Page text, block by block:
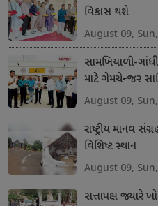
વિકાસ થશે
August 09,
સામખિયાળી-
માટે ગેમચેન્જર
August 09,
રાષ્ટ્રીય માનવ
વિશિષ્ટ સ્થાન
August 09,
સત્તાપક્ષ જ્યારે